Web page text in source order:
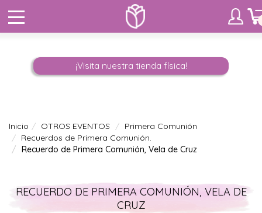
¡Visita nuestra tienda física!
Inicio OTROS EVENTOS
Primera Comunión
Recuerdos de Primera Comunión.
Recuerdo de Primera Comunión, Vela de Cruz
RECUERDO DE PRIMERA COMUNIÓN, VELA DE
CRUZ